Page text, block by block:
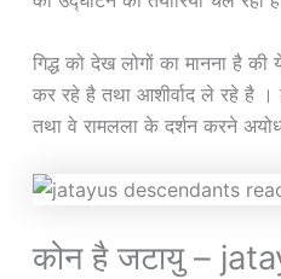
गिद्ध को देख लोगों का मानना है
कर रहे है तथा आशीर्वाद ले रहे है ।
तथा वे रामलला के दर्शन करने
कोन है जटायु –